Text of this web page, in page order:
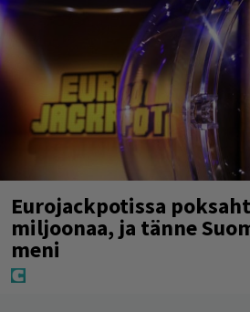
Eurojackpotissa
miljoonaa, ja tänne
meni